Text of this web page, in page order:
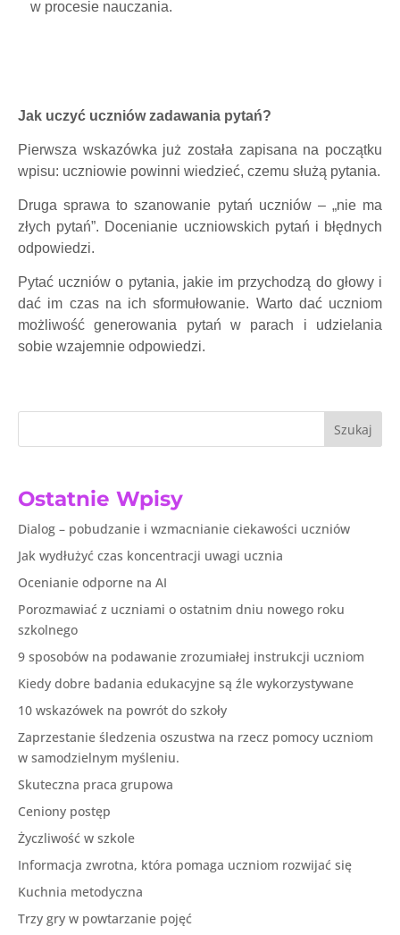
w procesie nauczania.
Jak uczyć uczniów zadawania pytań?
Pierwsza wskazówka już została zapisana na początku
wpisu: uczniowie powinni wiedzieć, czemu służą pytania.
Druga sprawa to szanowanie pytań uczniów – „nie ma
złych pytań”. Docenianie uczniowskich pytań i błędnych
odpowiedzi.
Pytać uczniów o pytania, jakie im przychodzą do głowy i
dać im czas na ich sformułowanie. Warto dać uczniom
możliwość generowania pytań w parach i udzielania
sobie wzajemnie odpowiedzi.
Szukaj
Ostatnie Wpisy
Dialog – pobudzanie i wzmacnianie ciekawości uczniów
Jak wydłużyć czas koncentracji uwagi ucznia
Ocenianie odporne na AI
Porozmawiać z uczniami o ostatnim dniu nowego roku
szkolnego
9 sposobów na podawanie zrozumiałej instrukcji uczniom
Kiedy dobre badania edukacyjne są źle wykorzystywane
10 wskazówek na powrót do szkoły
Zaprzestanie śledzenia oszustwa na rzecz pomocy uczniom
w samodzielnym myśleniu.
Skuteczna praca grupowa
Ceniony postęp
Życzliwość w szkole
Informacja zwrotna, która pomaga uczniom rozwijać się
Kuchnia metodyczna
Trzy gry w powtarzanie pojęć